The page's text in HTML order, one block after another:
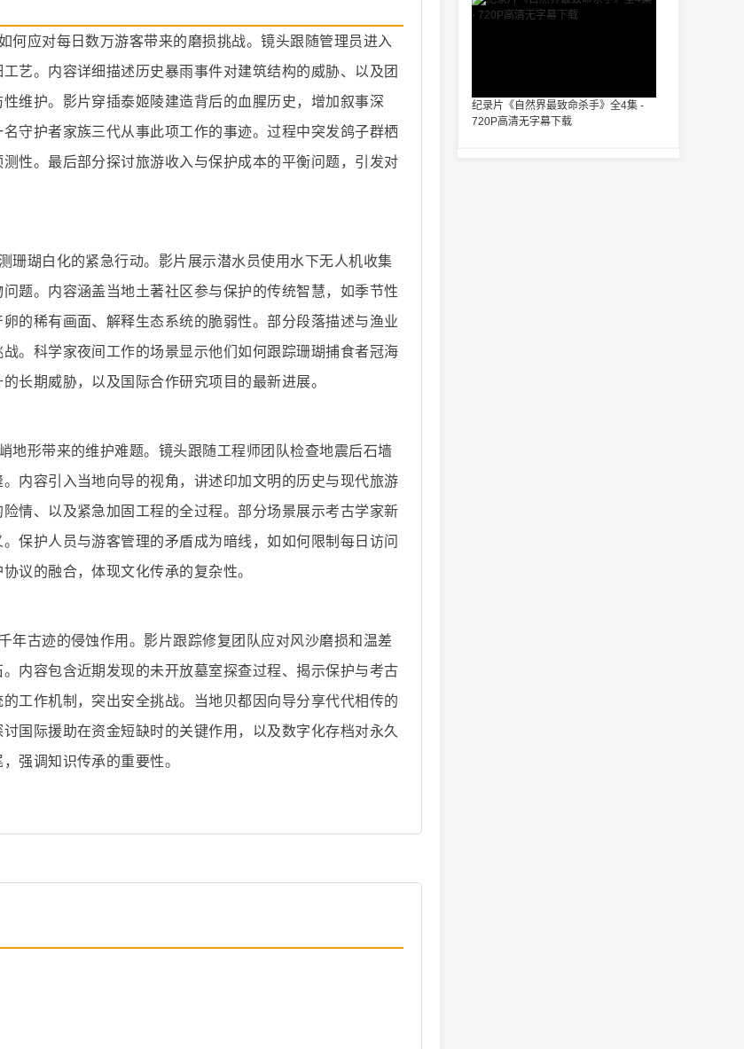
何应对每日数万游客带来的磨损挑战。镜头跟随管理员进入
艺。内容详细描述历史暴雨事件对建筑结构的威胁、以及团
维护。影片穿插泰姬陵建造背后的血腥历史，增加叙事深
守护者家族三代从事此项工作的事迹。过程中突发鸽子群栖
性。最后部分探讨旅游收入与保护成本的平衡问题，引发对
珊瑚白化的紧急行动。影片展示潜水员使用水下无人机收集
题。内容涵盖当地土著社区参与保护的传统智慧，如季节性
的稀有画面、解释生态系统的脆弱性。部分段落描述与渔业
。科学家夜间工作的场景显示他们如何跟踪珊瑚捕食者冠海
长期威胁，以及国际合作研究项目的最新进展。
地形带来的维护难题。镜头跟随工程师团队检查地震后石墙
内容引入当地向导的视角，讲述印加文明的历史与现代旅游
情、以及紧急加固工程的全过程。部分场景展示考古学家新
保护人员与游客管理的矛盾成为暗线，如如何限制每日访问
议的融合，体现文化传承的复杂性。
年古迹的侵蚀作用。影片跟踪修复团队应对风沙磨损和温差
内容包含近期发现的未开放墓室探查过程、揭示保护与考古
工作机制，突出安全挑战。当地贝都因向导分享代代相传的
国际援助在资金短缺时的关键作用，以及数字化存档对永久
强调知识传承的重要性。
纪录片《自然界最致命杀手》全4集 -
720P高清无字幕下载